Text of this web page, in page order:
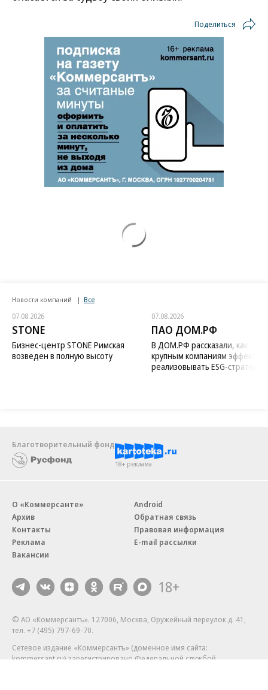
Поделиться
Новости компаний Все
07.08.2026
STONE
Бизнес-центр STONE Римская
возведен в полную высоту
07.08.2026
ПАО ДОМ.РФ
В ДОМ.РФ рассказали, как
крупным компаниям
реализовывать ESG-стратегию
Благотворительный фонд
18+ реклама
О «Коммерсанте»
Архив
Контакты
Реклама
Вакансии
Android
Обратная связь
Правовая информация
E-mail рассылки
18+
© АО «Коммерсантъ». 127006, Москва, Оружейный переулок д. 41,
тел. +7 (495) 797-69-70.
Сетевое издание «Коммерсантъ» (доменное имя сайта:
kommersant.ru) зарегистрировано Федеральной службой